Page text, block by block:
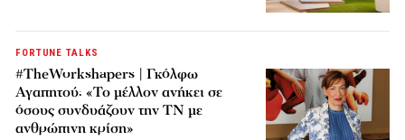
FORTUNE TALKS
#TheWorkshapers | Γκόλφω
Αγαπητού: «Το μέλλον ανήκει σε
όσους συνδυάζουν την ΤΝ με
ανθρώπινη κρίση»